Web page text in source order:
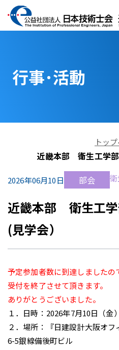
行事･活動
トッ
近畿本部 衛生工学
2026年06月10日 部会
近畿本部 衛生工
(見学会）
予定参加者数に到達しましたの
受付を終了させて頂きます。
ありがとうございました。
１．日時：2026年7月10日（金
２．場所：『日建設計大阪オ
6-5銀線備後町ビル